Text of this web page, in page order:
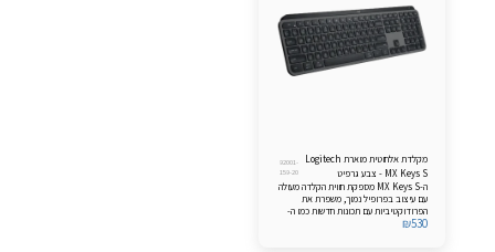
מקלדת אלחוטית מוארת Logitech
MX Keys S - צבע גרפיט
92001-
159-20
ה-MX Keys S מספקת חווית הקלדה מעולה
עם עיצוב בפרופיל נמוך, משפרת את
הפרודוקטיביות עם תכונות חדשות כמו ה-
₪530